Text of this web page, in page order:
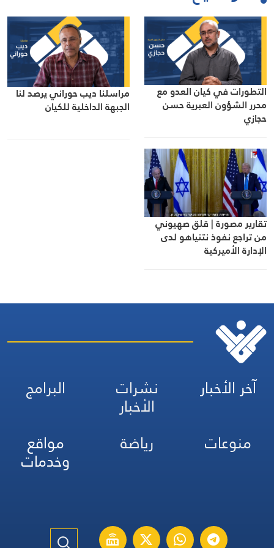
التطورات في كيان العدو مع
محرر الشؤون العبرية حسن
حجازي
مراسلنا ديب حوراني يرصد لنا
الجبهة الداخلية للكيان
تقارير مصورة | قلق صهيوني
من تراجع نفوذ نتنياهو لدى
الإدارة الأميركية
آخر الأخبار نشرات
الأخبار
البرامج
منوعات
رياضة مواقع
وخدمات